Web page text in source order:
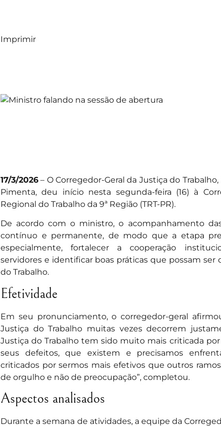
Imprimir
17/3/2026– O Corregedor-Geral da Justiça do
Pimenta, deu início nesta segunda-feira (16) à
Regional do Trabalho da 9ª Região (TRT-PR).
De acordo com o ministro, o acompanhamento
contínuo e permanente, de modo que a etapa
especialmente, fortalecer a cooperação
servidores e identificar boas práticas que possam ser
do Trabalho.
Efetividade
Em seu pronunciamento, o corregedor-geral
Justiça do Trabalho muitas vezes decorrem
Justiça do Trabalho tem sido muito mais criticada
seus defeitos, que existem e precisamos
criticados por sermos mais efetivos que outros
de orgulho e não de preocupação”, completou.
Aspectos analisados
Durante a semana de atividades, a equipe da